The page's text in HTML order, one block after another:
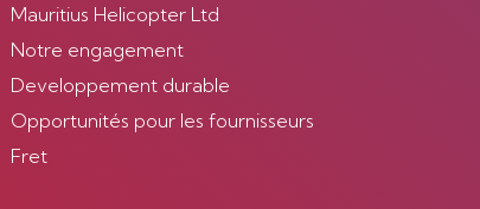
Mauritius Helicopter Ltd
Notre engagement
Developpement durable
Opportunités pour les fournisseurs
Fret